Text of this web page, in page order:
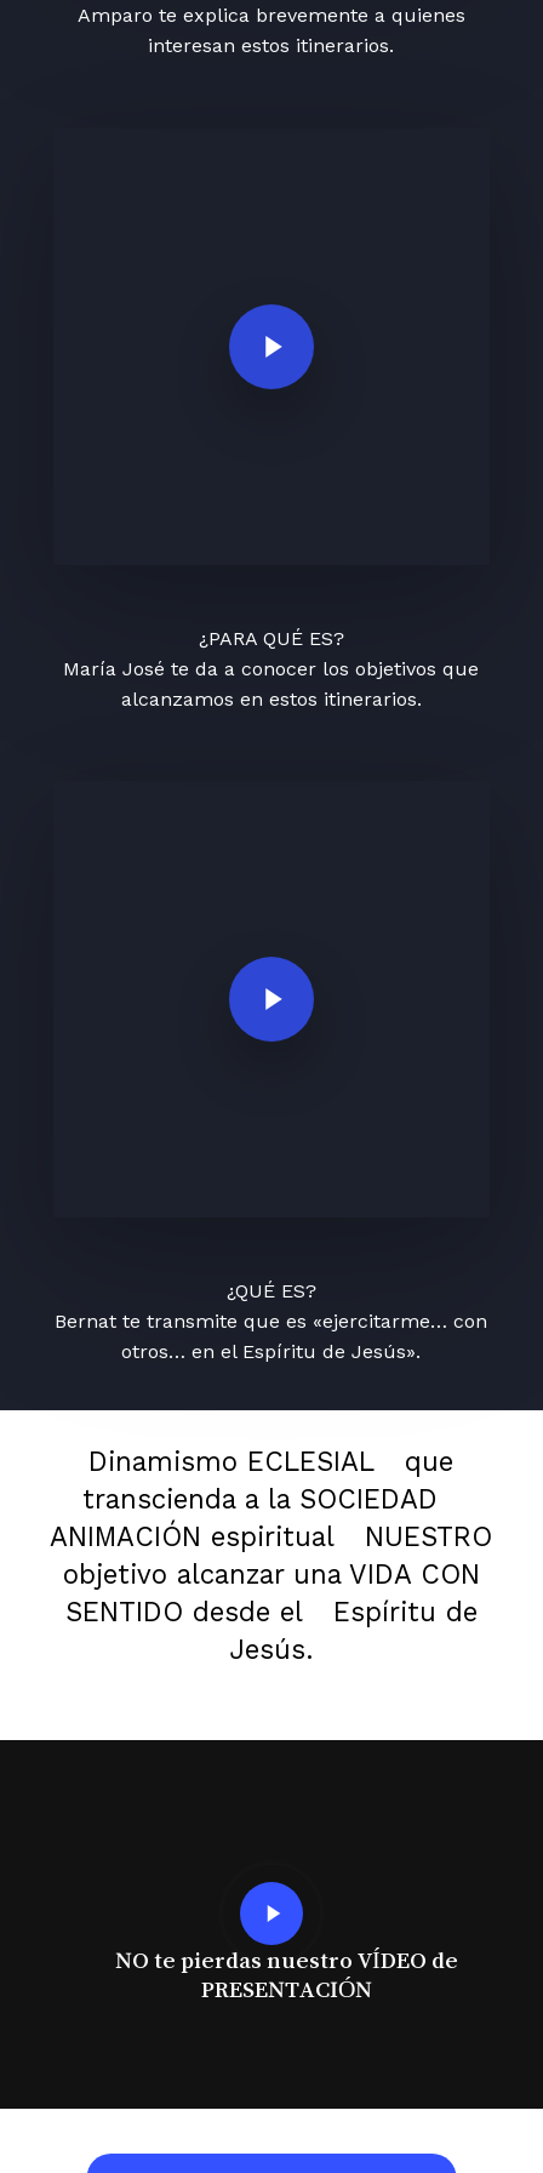
Amparo te explica brevemente a quienes
interesan estos itinerarios.
Play Video
¿PARA QUÉ ES?
María José te da a conocer los objetivos que
alcanzamos en estos itinerarios.
Play Video
¿QUÉ ES?
Bernat te transmite que es «ejercitarme… con
otros… en el Espíritu de Jesús».
Dinamismo ECLESIAL
que
transcienda a la SOCIEDAD
ANIMACIÓN espiritual
NUESTRO
objetivo alcanzar una VIDA CON
SENTIDO desde el
Espíritu de
Jesús.
Play
Video
NO te pierdas nuestro VÍDEO de
PRESENTACIÓN